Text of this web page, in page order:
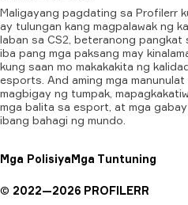
Maligayang pagdating sa Profilerr
ay tulungan kang magpalawak ng
laban sa CS2, beteranong pangkat
iba pang mga paksang may
kung saan mo makakakita ng
esports. And aming mga
magbigay ng tumpak,
mga balita sa esport, at mga
ibang bahagi ng mundo.
Mga PolisiyaMga Tuntuning
© 2022—2026 PROFILERR